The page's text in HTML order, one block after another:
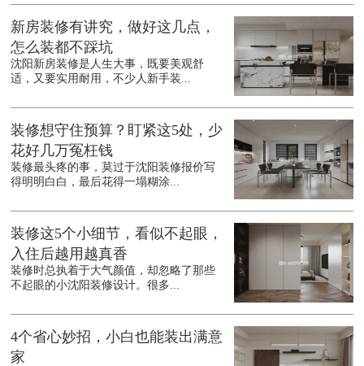
新房装修有讲究，做好这几点，
怎么装都不踩坑
沈阳新房装修是人生大事，既要美观舒
适，又要实用耐用，不少人新手装...
装修想守住预算？盯紧这5处，少
花好几万冤枉钱
装修最头疼的事，莫过于沈阳装修报价写
得明明白白，最后花得一塌糊涂...
装修这5个小细节，看似不起眼，
入住后越用越真香
装修时总执着于大气颜值，却忽略了那些
不起眼的小沈阳装修设计。很多...
4个省心妙招，小白也能装出满意
家